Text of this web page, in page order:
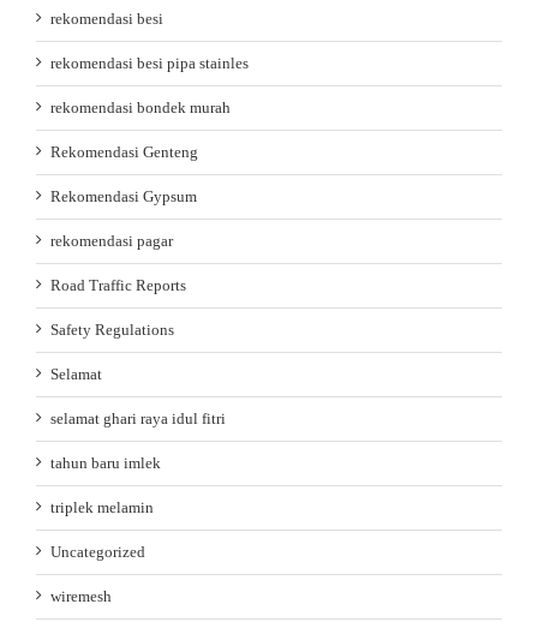
rekomendasi besi
rekomendasi besi pipa stainles
rekomendasi bondek murah
Rekomendasi Genteng
Rekomendasi Gypsum
rekomendasi pagar
Road Traffic Reports
Safety Regulations
Selamat
selamat ghari raya idul fitri
tahun baru imlek
triplek melamin
Uncategorized
wiremesh